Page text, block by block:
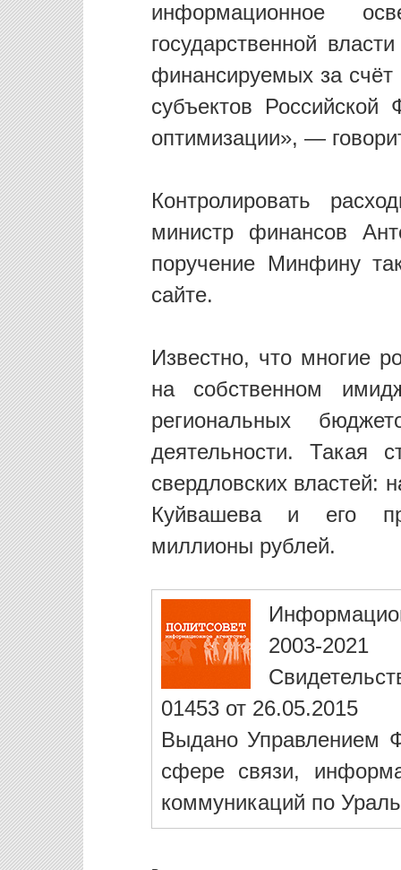
информационное
государственной
финансируемых за
субъектов
оптимизации», —
Контролировать
министр финансов
поручение Минфину
сайте.
Известно, что многие
на собственном
региональных
деятельности. Такая
свердловских властей:
Куйвашева и его
миллионы рублей.
2003-2021
01453 от 26.05.2015
Выдано Управлением
сфере связи,
коммуникаций по